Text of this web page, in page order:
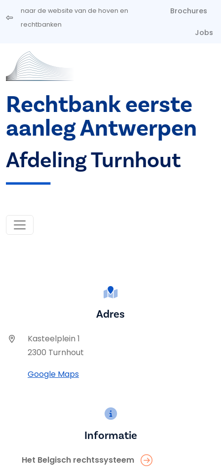
Overslaan en naar de inhoud gaan
naar de website van de hoven en
rechtbanken
Brochures
Jobs
Rechtbank eerste
aanleg Antwerpen
Afdeling Turnhout
Adres
Kasteelplein 1
2300 Turnhout
Google Maps
Informatie
Het Belgisch rechtssysteem